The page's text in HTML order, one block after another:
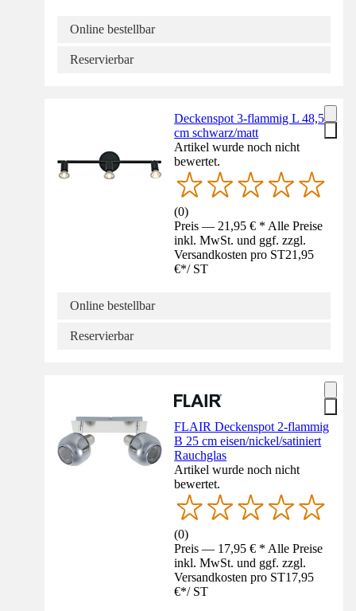
Online bestellbar
Reservierbar
Deckenspot 3-flammig L 48,5
cm schwarz/matt
Artikel wurde noch nicht
bewertet.
(0)
Preis — 21,95 € * Alle Preise
inkl. MwSt. und ggf. zzgl.
Versandkosten pro ST21,95
€*/ ST
Online bestellbar
Reservierbar
FLAIR Deckenspot 2-flammig
B 25 cm eisen/nickel/satiniert
Rauchglas
Artikel wurde noch nicht
bewertet.
(0)
Preis — 17,95 € * Alle Preise
inkl. MwSt. und ggf. zzgl.
Versandkosten pro ST17,95
€*/ ST